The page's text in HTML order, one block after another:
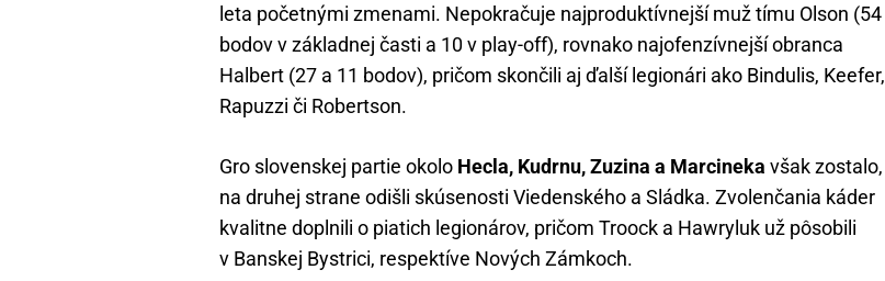
leta početnými zmenami. Nepokračuje najproduktívnejší muž tímu Olson (54
bodov v základnej časti a 10 v play-off), rovnako najofenzívnejší obranca
Halbert (27 a 11 bodov), pričom skončili aj ďalší legionári ako Bindulis, Keefer,
Rapuzzi či Robertson.
Gro slovenskej partie okolo Hecla, Kudrnu, Zuzina a Marcineka však zostalo,
na druhej strane odišli skúsenosti Viedenského a Sládka. Zvolenčania káder
kvalitne doplnili o piatich legionárov, pričom Troock a Hawryluk už pôsobili
v Banskej Bystrici, respektíve Nových Zámkoch.